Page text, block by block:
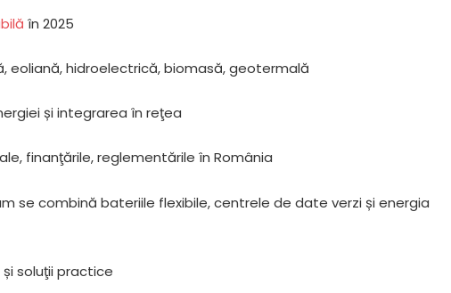
în 2025
eoliană, hidroelectrică, biomasă, geotermală
și integrarea în reţea
finanţările, reglementările în România
se combină bateriile flexibile, centrele de date verzi și energia
soluţii practice